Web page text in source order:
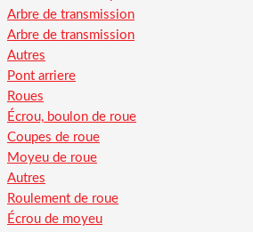
Arbre de transmission
Arbre de transmission
Autres
Pont arriere
Roues
Écrou, boulon de roue
Coupes de roue
Moyeu de roue
Autres
Roulement de roue
Écrou de moyeu